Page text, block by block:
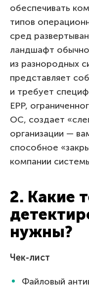
обеспечивать
типов
сред
ландшафт
из разнородных
представляет
и требует
EPP,
ОС, создает
организации —
способное
компании
2. Какие
нужны?
Чек-лист
Файловый